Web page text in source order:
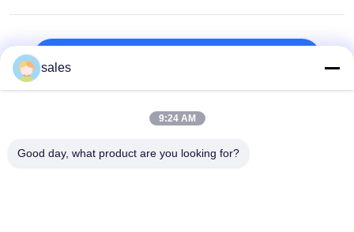
लोकप्रिय श्रेणियां
sales
9:24 AM
Good day, what product are you looking for?